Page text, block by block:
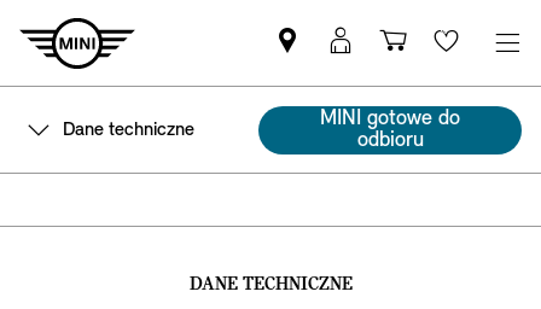
Znajdź
Partnera
MINI
Logowanie
MyMini
KoszykWishlist
Dane techniczne
MINI gotowe do
odbioru
DANE TECHNICZNE